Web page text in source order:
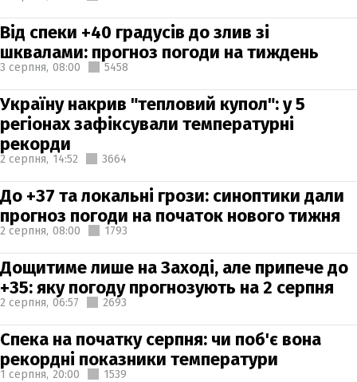
Від спеки +40 градусів до злив зі
шквалами: прогноз погоди на тиждень
3 серпня, 08:00 5458
Україну накрив "тепловий купол": у 5
регіонах зафіксували температурні
рекорди
2 серпня, 14:52 3664
До +37 та локальні грози: синоптики дали
прогноз погоди на початок нового тижня
2 серпня, 08:00 1793
Дощитиме лише на Заході, але припече до
+35: яку погоду прогнозують на 2 серпня
2 серпня, 06:57 2693
Спека на початку серпня: чи поб'є вона
рекордні показники температури
1 серпня, 20:00 1539